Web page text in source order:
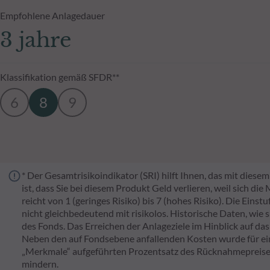
Empfohlene Anlagedauer
3 jahre
Klassifikation gemäß SFDR**
6 8 9
* Der Gesamtrisikoindikator (SRI) hilft Ihnen, das mit
ist, dass Sie bei diesem Produkt Geld verlieren, weil sich
reicht von 1 (geringes Risiko) bis 7 (hohes Risiko). Die
nicht gleichbedeutend mit risikolos. Historische Daten, wie
des Fonds. Das Erreichen der Anlageziele im Hinblick auf
Neben den auf Fondsebene anfallenden Kosten wurde für
„Merkmale“ aufgeführten Prozentsatz des
mindern.